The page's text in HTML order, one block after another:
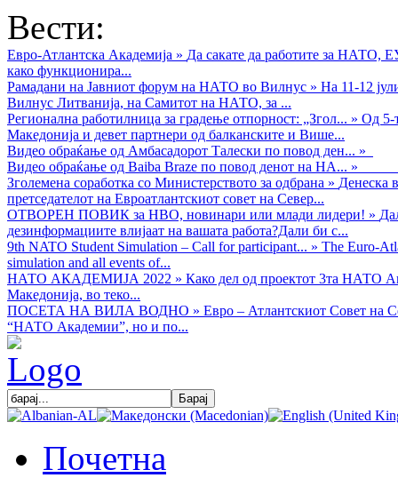
Вести:
Евро-Атлантска Академија » Да сакате да работите за НАТО,
како функционира...
Рамадани на Јавниот форум на НАТО во Вилнус » На 11-12
Вилнус Литванија, на Самитот на НАТО, за ...
Регионална работилница за градење отпорност: „Згол... » Од 5-
Македонија и девет партнери од балканските и Више...
Видео обраќањe од Амбасадорот Талески по повод ден... »
Видео обраќање од Baiba Braze по повод денот на НА... »
Зголемена соработка со Министерството за одбрана » Денеска
претседателот на Евроатлантскиот совет на Север...
ОТВОРЕН ПОВИК за НВО, новинари или млади лидери! »
дезинформациите влијаат на вашата работа?Дали би с...
9th NATO Student Simulation – Call for participant... » The Euro-
simulation and all events of...
НАТО АКАДЕМИЈА 2022 » Како дел од проектот 3та НАТО
Македонија, во теко...
ПОСЕТА НА ВИЛА ВОДНО » Евро – Атлантскиот Совет на
“НАТО Академии”, но и по...
Почетна